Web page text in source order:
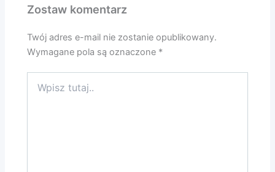
Zostaw komentarz
Twój adres e-mail nie zostanie opublikowany.
Wymagane pola są oznaczone *
tutaj..